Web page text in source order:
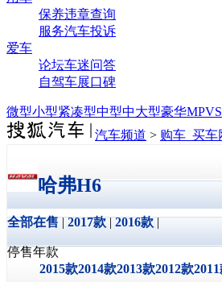
保养违章查询
服务汽车投诉
爱车
论坛车迷问答
自驾车展口碑
微型小型紧凑型中型中大型豪华MPV
汽车频道 > 购车_买车
哈弗H6
全部在售|2017款|2016款|
停售年款
2015款2014款2013款2012款